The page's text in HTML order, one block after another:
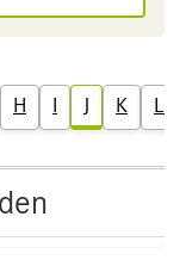
H I J K L